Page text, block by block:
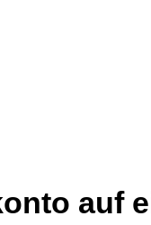
auf